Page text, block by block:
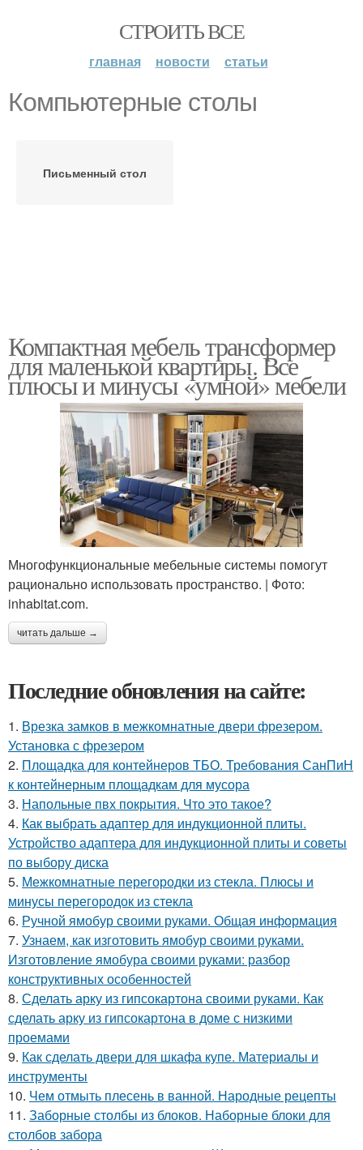
СТРОИТЬ ВСЕ
главная новости статьи
Компьютерные столы
Письменный стол
Компактная мебель трансформер
для маленькой квартиры. Все
плюсы и минусы «умной» мебели
Многофункциональные мебельные системы помогут
рационально использовать пространство. | Фото:
inhabitat.com.
читать дальше →
Последние обновления на сайте:
1. Врезка замков в межкомнатные двери фрезером.
Установка с фрезером
2. Площадка для контейнеров ТБО. Требования СанПиН
к контейнерным площадкам для мусора
3. Напольные пвх покрытия. Что это такое?
4. Как выбрать адаптер для индукционной плиты.
Устройство адаптера для индукционной плиты и советы
по выбору диска
5. Межкомнатные перегородки из стекла. Плюсы и
минусы перегородок из стекла
6. Ручной ямобур своими руками. Общая информация
7. Узнаем, как изготовить ямобур своими руками.
Изготовление ямобура своими руками: разбор
конструктивных особенностей
8. Сделать арку из гипсокартона своими руками. Как
сделать арку из гипсокартона в доме с низкими
проемами
9. Как сделать двери для шкафа купе. Материалы и
инструменты
10. Чем отмыть плесень в ванной. Народные рецепты
11. Заборные столбы из блоков. Наборные блоки для
столбов забора